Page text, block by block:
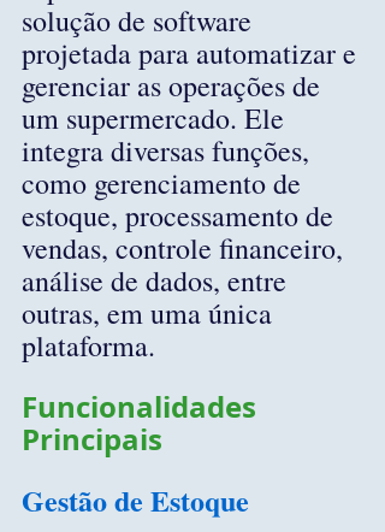
solução de software
projetada para automatizar e
gerenciar as operações de
um supermercado. Ele
integra diversas funções,
como gerenciamento de
estoque, processamento de
vendas, controle financeiro,
análise de dados, entre
outras, em uma única
plataforma.
Funcionalidades
Principais
Gestão de Estoque